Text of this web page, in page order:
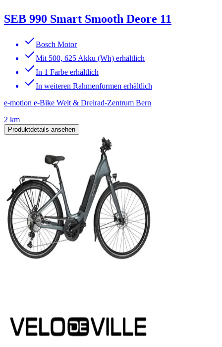
SEB 990 Smart Smooth Deore 11
Bosch Motor
Mit 500, 625 Akku (Wh) erhältlich
In 1 Farbe erhältlich
In weiteren Rahmenformen erhältlich
e-motion e-Bike Welt & Dreirad-Zentrum Bern
2 km
Produktdetails ansehen